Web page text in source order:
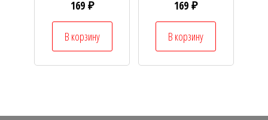
169 ₽
В корзину
169₽
В корзину